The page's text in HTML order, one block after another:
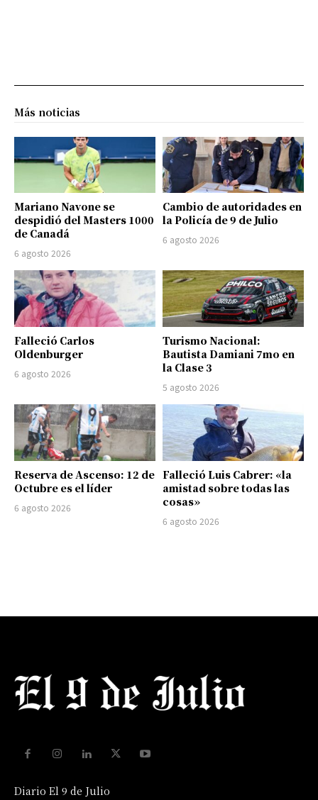
Más noticias
Mariano Navone se
despidió del Masters 1000
de Canadá
6 agosto 2026
Cambio de autoridades en
la Policía de 9 de Julio
6 agosto 2026
Falleció Carlos
Oldenburger
6 agosto 2026
Turismo Nacional:
Bautista Damiani 7mo en
la Clase 3
5 agosto 2026
Reserva de Ascenso: 12 de
Octubre es el líder
6 agosto 2026
Falleció Luis Cabrer: «la
amistad sobre todas las
cosas»
6 agosto 2026
Diario El 9 de Julio